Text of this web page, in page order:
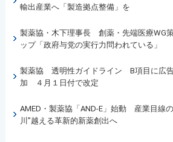
輸出産業へ「製造拠点整備」を
製薬協・木下理事長 創薬・先端医療WG
ップ「政府与党の実行力問われている」
製薬協 透明性ガイドライン B項目に広
加 ４月１日付で改定
AMED・製薬協「AND-E」始動 産業目線
川”越える革新的新薬創出へ